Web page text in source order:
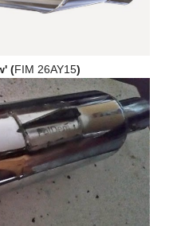
(FIM 26AY15)